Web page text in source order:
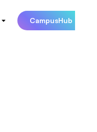
CampusHub